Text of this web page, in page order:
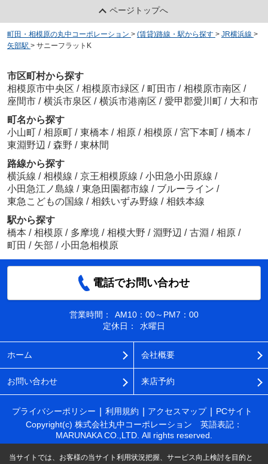
ページトップへ
町田・相模原の丸中コーポレーション > (賃貸)路線・駅から探す > JR横浜線 >
矢部駅 > サニーフラットK
市区町村から探す
相模原市中央区 / 相模原市緑区 / 町田市 / 相模原市南区 /
座間市 / 横浜市泉区 / 横浜市港南区 / 愛甲郡愛川町 / 大和市
町名から探す
小山町 / 相原町 / 東橋本 / 相原 / 相模原 / 宮下本町 / 橋本 /
東淵野辺 / 森野 / 東林間
路線から探す
横浜線 / 相模線 / 京王相模原線 / 小田急小田原線 /
小田急江ノ島線 / 東急田園都市線 / ブルーライン /
東急こどもの国線 / 相鉄いずみ野線 / 相鉄本線
駅から探す
橋本 / 相模原 / 多摩境 / 相模大野 / 淵野辺 / 古淵 / 相原 /
町田 / 矢部 / 小田急相模原
電話でお問い合わせ
営業時間：
AM10：00～PM7：00
定休日：
水曜日
ホーム 会社概要
お問い合わせ 来店予約
プライバシーポリシー 利用規約 アクセスマップ
PCサイト
Copyright(c) 株式会社丸中コーポレーション 英語表記：
MARUNAKA CO.,LTD. All rights reserved.
当サイトでは、お客様の当サイト利用状況把握、サービス向上検討を目的と